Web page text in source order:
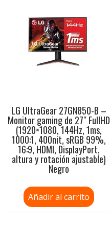
LG UltraGear 27GN850-B –
Monitor gaming de 27″ FullHD
(1920×1080, 144Hz, 1ms,
1000:1, 400nit, sRGB 99%,
16:9, HDMI, DisplayPort,
altura y rotación ajustable)
Negro
Añadir al carrito